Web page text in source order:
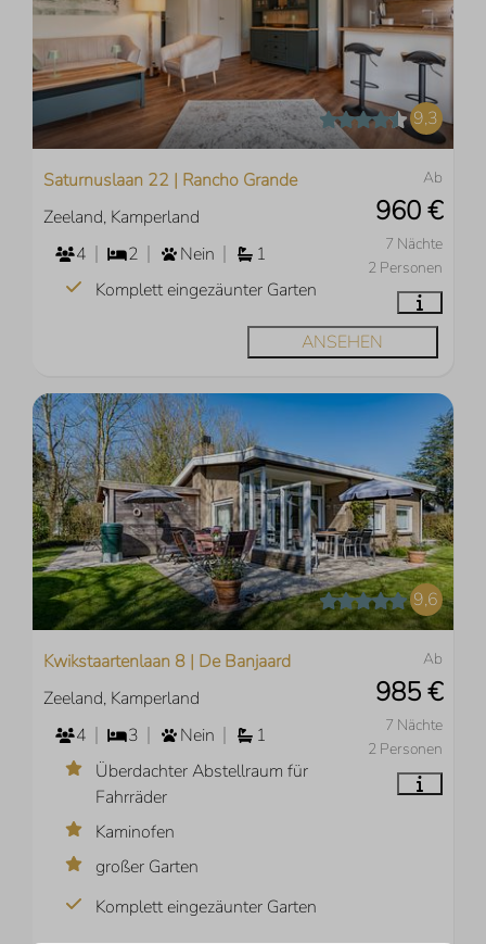
9,3
Ab
960 €
7 Nächte
2 Personen
Saturnuslaan 22 | Rancho Grande
Zeeland, Kamperland
4
2 Nein
1
Komplett eingezäunter Garten
ANSEHEN
9,6
Ab
985 €
7 Nächte
2 Personen
Kwikstaartenlaan 8 | De Banjaard
Zeeland, Kamperland
4
3 Nein
1
Überdachter Abstellraum für
Fahrräder
Kaminofen
großer Garten
Komplett eingezäunter Garten